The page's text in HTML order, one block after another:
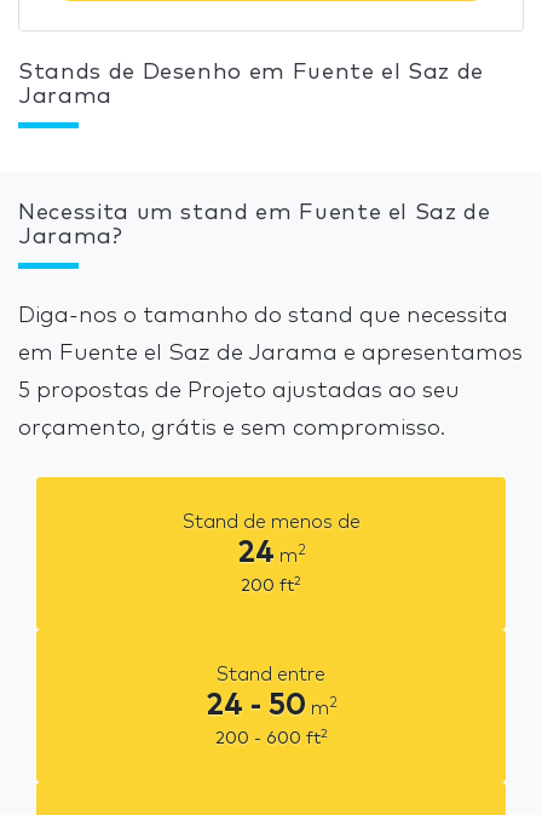
Stands de Desenho em Fuente el Saz de
Jarama
Necessita um stand em Fuente el Saz de
Jarama?
Diga-nos o tamanho do stand que necessita
em Fuente el Saz de Jarama e apresentamos
5 propostas de Projeto ajustadas ao seu
orçamento, grátis e sem compromisso.
Stand de menos de
24 m2
200 ft2
Stand entre
24 - 50 m2
200 - 600 ft2